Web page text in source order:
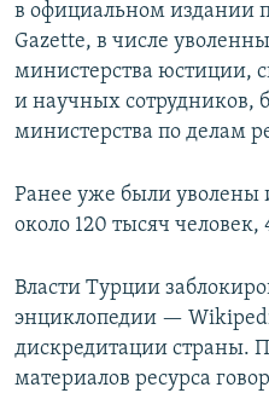
в официальном издании
Gazette, в числе
министерства юстиции,
и научных сотрудников,
министерства по делам
Ранее уже были уволены
около 120 тысяч
Власти Турции
энциклопедии —
дискредитации страны.
материалов ресурса